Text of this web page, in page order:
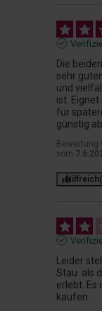
Die
sehr
und
ist.
für
günstig
Bewertung
vom
Hilfreich
Leider
Stau  als
erlebt. Es
kaufen.